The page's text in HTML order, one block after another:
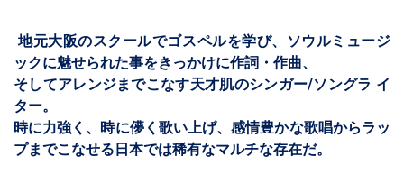
地元大阪のスクールでゴスペルを学び、ソウルミュージ
ックに魅せられた事をきっかけに作詞・作曲、
そしてアレンジまでこなす天才肌のシンガー/ソングラ イ
ター。
時に力強く、時に儚く歌い上げ、感情豊かな歌唱からラッ
プまでこなせる日本では稀有なマルチな存在だ。